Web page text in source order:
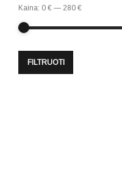
FILTRUOTI
Kaina: 0 € — 280 €